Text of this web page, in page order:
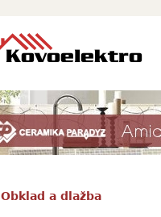
Obklad a dlažba